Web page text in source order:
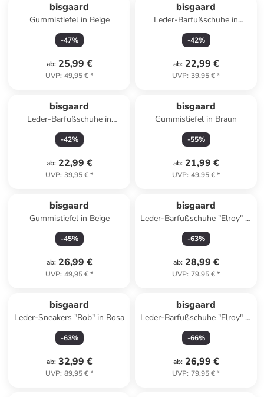
bisgaard
Gummistiefel in Beige
-47%
ab: 25,99 €
UVP: 49,95 €*
bisgaard
Leder-Barfußschuhe in
Orange
-42%
ab: 22,99 €
UVP: 39,95 €*
bisgaard
Leder-Barfußschuhe in
Dunkelblau
-42%
ab: 22,99 €
UVP: 39,95 €*
bisgaard
Gummistiefel in Braun
-55%
ab: 21,99 €
UVP: 49,95 €*
bisgaard
Gummistiefel in Beige
-45%
ab: 26,99 €
UVP: 49,95 €*
bisgaard
Leder-Barfußschuhe "Elroy" in
Beige/ Blau
-63%
ab: 28,99 €
UVP: 79,95 €*
bisgaard
Leder-Sneakers "Rob" in Rosa
-63%
ab: 32,99 €
UVP: 89,95 €*
bisgaard
Leder-Barfußschuhe "Elroy" in
Beige/ Pink
-66%
ab: 26,99 €
UVP: 79,95 €*